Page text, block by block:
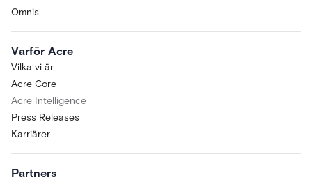
Omnis
Varför Acre
Vilka vi är
Acre Core
Acre Intelligence
Press Releases
Karriärer
Partners